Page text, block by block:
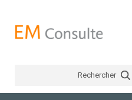
Rechercher